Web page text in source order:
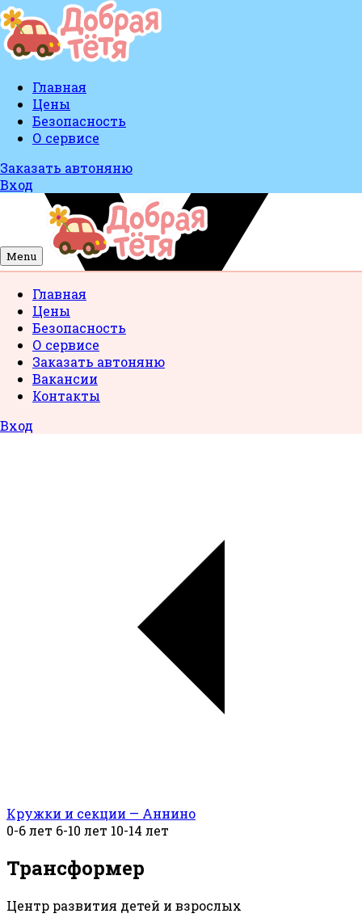
Главная
Цены
Безопасность
О сервисе
Заказать автоняню
Вход
Menu
Главная
Цены
Безопасность
О сервисе
Заказать автоняню
Вакансии
Контакты
Вход
Кружки и секции — Аннино
0-6 лет 6-10 лет 10-14 лет
Трансформер
Центр развития детей и взрослых